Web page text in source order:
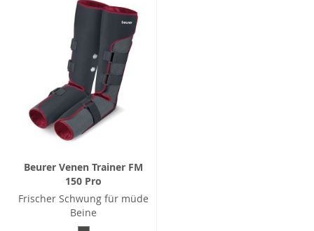
Beurer Venen Trainer FM
150 Pro
Frischer Schwung für müde
Beine